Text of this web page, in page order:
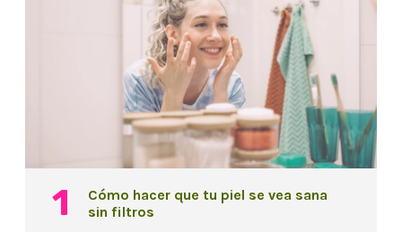
Cómo hacer que tu piel se vea sana
sin filtros